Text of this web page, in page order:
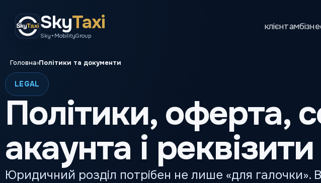
SkyTaxi
Sky+MobilityGroup
клієнтам
Головна›Політики та документи
LEGAL
Політики, оферта,
акаунта і реквізити
Юридичний розділ потрібен не лише «для галочки».